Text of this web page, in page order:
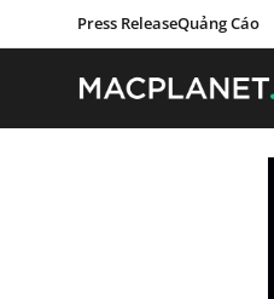
Press ReleaseQuảng Cáo